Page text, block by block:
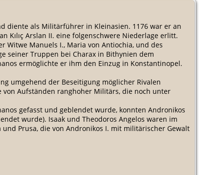
diente als Militärführer in Kleinasien. 1176 war er an
Kılıç Arslan II. eine folgenschwere Niederlage erlitt.
Witwe Manuels I., Maria von Antiochia, und des
seiner Truppen bei Charax in Bithynien dem
ermöglichte er ihm den Einzug in Konstantinopel.
umgehend der Beseitigung möglicher Rivalen
Aufständen ranghoher Militärs, die noch unter
gefasst und geblendet wurde, konnten Andronikos
wurde). Isaak und Theodoros Angelos waren im
Prusa, die von Andronikos I. mit militärischer Gewalt